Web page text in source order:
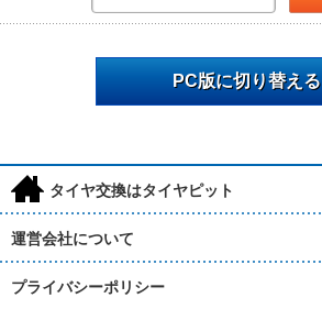
PC版に切り替える
h タイヤ交換はタイヤピット
運営会社について
プライバシーポリシー